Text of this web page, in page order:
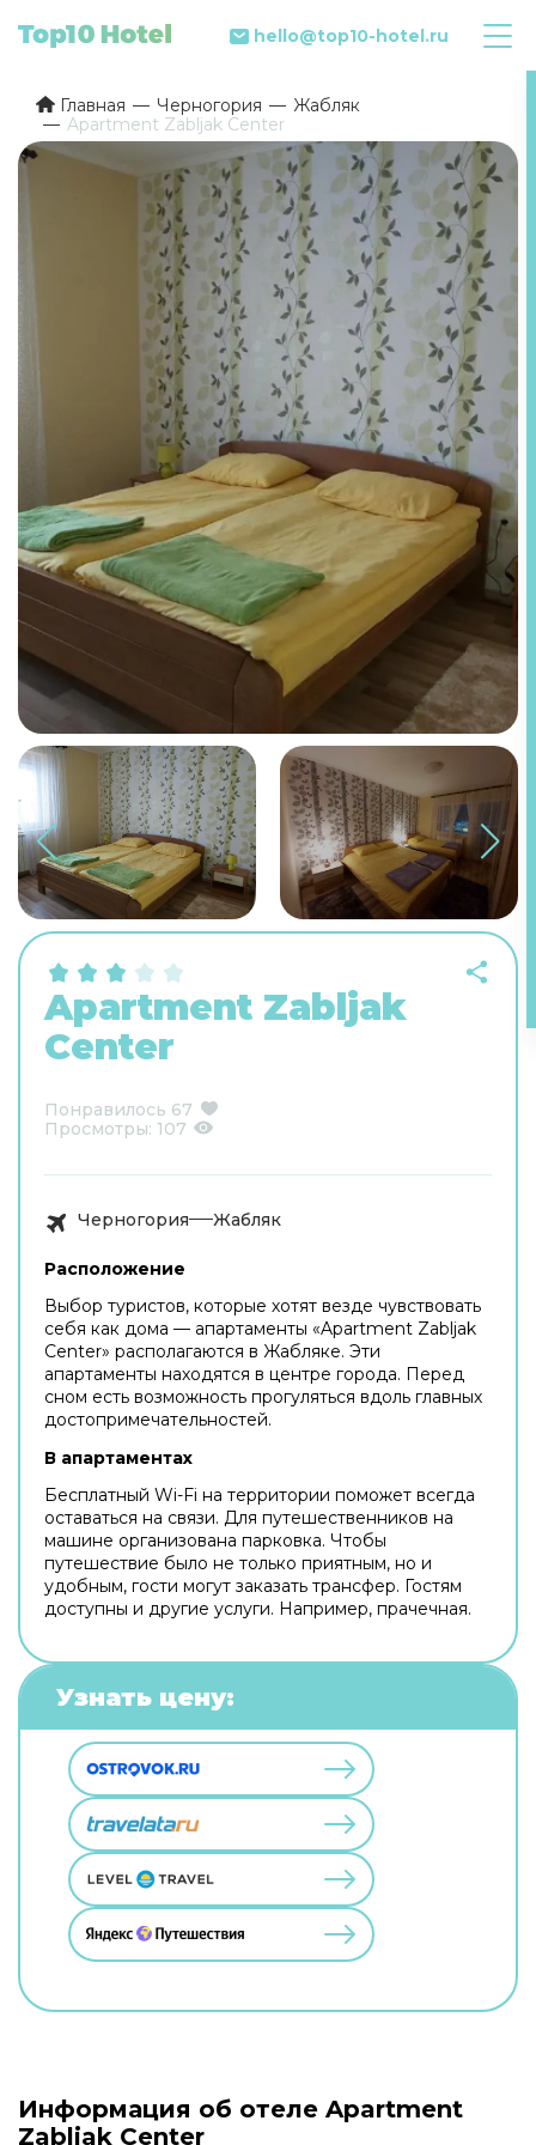
hello@top10-hotel.ru
Главная Черногория
Жабляк
Apartment Zabljak Center
Apartment Zabljak
Center
Понравилось 67
Просмотры: 107
Черногория Жабляк
Расположение
Выбор туристов, которые хотят везде чувствовать
себя как дома — апартаменты «Apartment Zabljak
Center» располагаются в Жабляке. Эти
апартаменты находятся в центре города. Перед
сном есть возможность прогуляться вдоль главных
достопримечательностей.
В апартаментах
Бесплатный Wi-Fi на территории поможет всегда
оставаться на связи. Для путешественников на
машине организована парковка. Чтобы
путешествие было не только приятным, но и
удобным, гости могут заказать трансфер. Гостям
доступны и другие услуги. Например, прачечная.
Узнать цену:
Информация об отеле Apartment
Zabljak Center